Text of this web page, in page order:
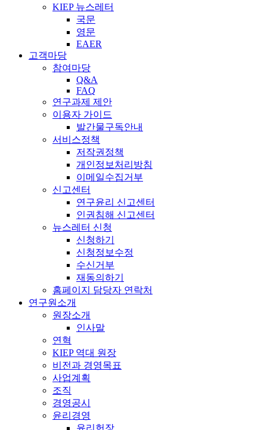
KIEP 뉴스레터
국문
영문
EAER
고객마당
참여마당
Q&A
FAQ
연구과제 제안
이용자 가이드
발간물구독안내
서비스정책
저작권정책
개인정보처리방침
이메일수집거부
신고센터
연구윤리 신고센터
인권침해 신고센터
뉴스레터 신청
신청하기
신청정보수정
수신거부
재동의하기
홈페이지 담당자 연락처
연구원소개
원장소개
인사말
연혁
KIEP 역대 원장
비전과 경영목표
사업계획
조직
경영공시
윤리경영
윤리헌장